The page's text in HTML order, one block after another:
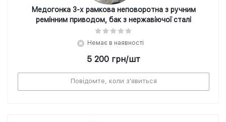
Медогонка 3-х рамкова неповоротна з ручним
ремінним приводом, бак з нержавіючої сталі
Немає в наявності
5 200 грн/шт
Повідомте, коли з'явиться